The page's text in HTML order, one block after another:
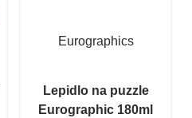
Eurographics
Lepidlo na puzzle
Eurographic 180ml